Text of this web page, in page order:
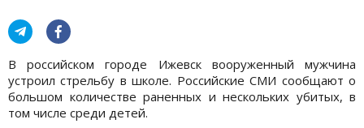
В российском городе Ижевск вооруженный мужчина
устроил стрельбу в школе. Российские СМИ сообщают о
большом количестве раненных и нескольких убитых, в
том числе среди детей.